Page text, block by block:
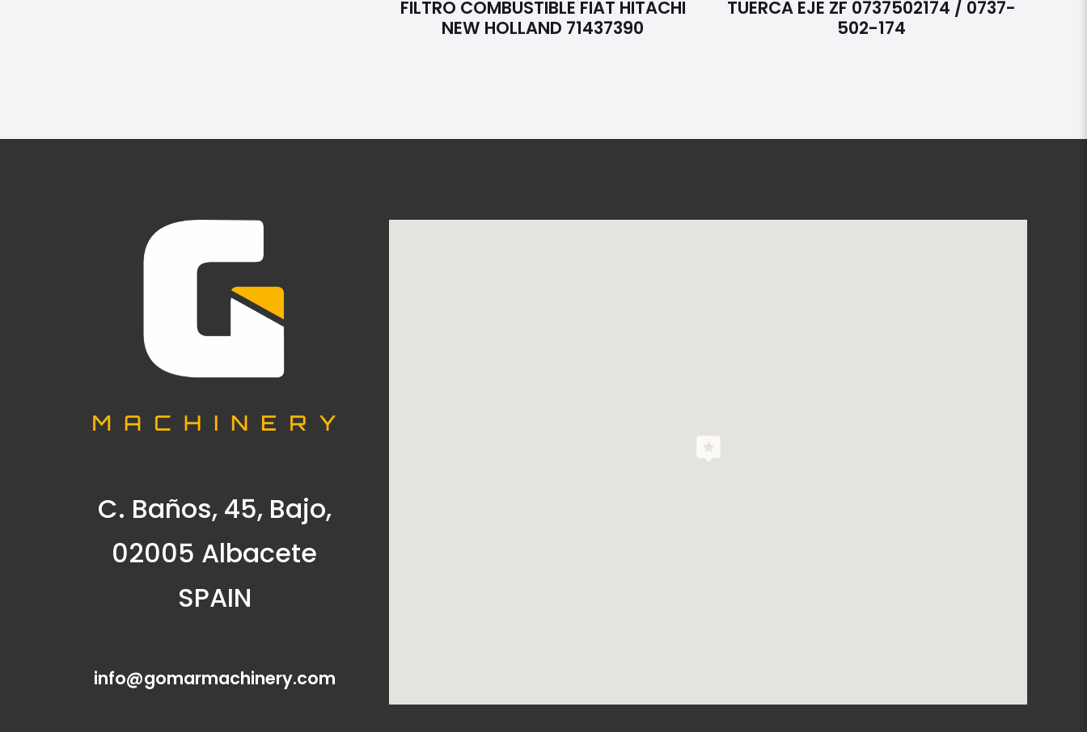
FILTRO COMBUSTIBLE FIAT HITACHI
NEW HOLLAND 71437390
TUERCA EJE ZF 0737502174 / 0737-
502-174
C. Baños, 45, Bajo,
02005 Albacete
SPAIN
info@gomarmachinery.com